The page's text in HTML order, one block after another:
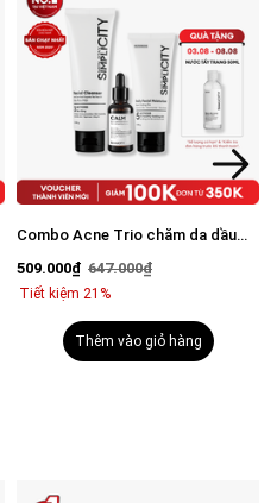
Combo Acne Trio chăm da dầu
Calm 30ml, Kem dưỡng ẩm 80g
509.000₫ 647.000₫
Tiết kiệm 21%
Thêm vào giỏ hàng